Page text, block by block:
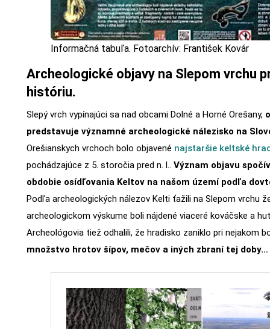
Informačná tabuľa. Fotoarchív: František Kovár
Archeologické objavy na Slepom vrchu
históriu.
Slepý vrch vypínajúci sa nad obcami Dolné a Horné Orešany,
predstavuje významné archeologické nálezisko na
Orešianskych vrchoch bolo objavené najstaršie keltské
pochádzajúce z 5. storočia pred n. l.. Význam objavu
obdobie osídľovania Keltov na našom území podľa
Podľa archeologických nálezov Kelti ťažili na Slepom vrchu
archeologickom výskume boli nájdené viaceré kováčske a
Archeológovia tiež odhalili, že hradisko zaniklo pri nejakom
množstvo hrotov šípov, mečov a iných zbraní tej doby…